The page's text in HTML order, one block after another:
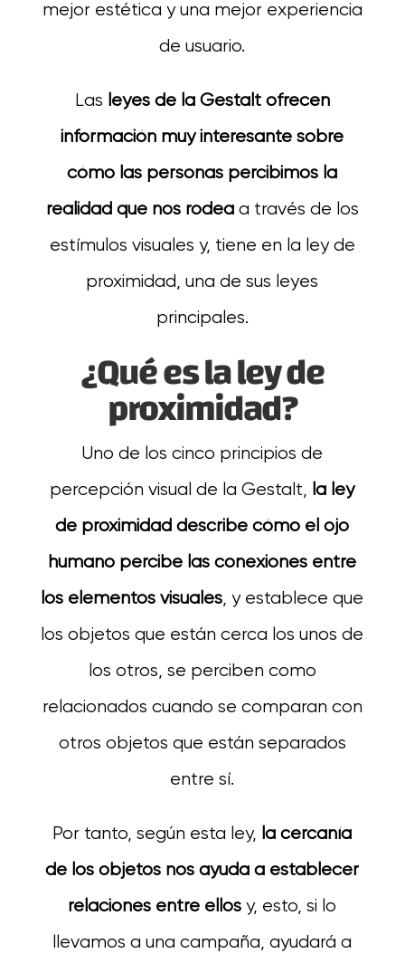
mejor estética y una mejor experiencia
de usuario.
Las leyes de la Gestalt ofrecen
información muy interesante sobre
cómo las personas percibimos la
realidad que nos rodeaa través de los
estímulos visuales y, tiene en la ley de
proximidad, una de sus leyes
principales.
¿Qué es la ley de
proximidad?
Uno de los cinco principios de
percepción visual de la Gestalt, la ley
de proximidad describe cómo el ojo
humano percibe las conexiones entre
los elementos visuales, y establece que
los objetos que están cerca los unos de
los otros, se perciben como
relacionados cuando se comparan con
otros objetos que están separados
entre sí.
Por tanto, según esta ley, la cercanía
de los objetos nos ayuda a establecer
relaciones entre ellos y, esto, si lo
llevamos a una campaña, ayudará a